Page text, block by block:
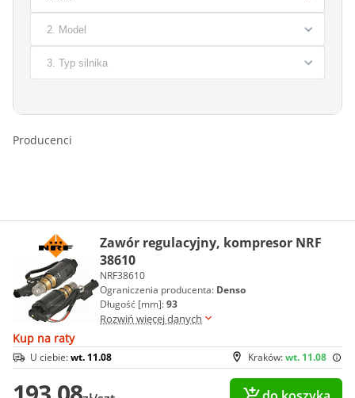
Producenci
Zawór regulacyjny, kompresor NRF
38610
NRF38610
Ograniczenia producenta: Denso
Długość [mm]:93
Rozwiń więcej danych
Kup na raty
Kraków:wt. 11.08
U ciebie:wt. 11.08